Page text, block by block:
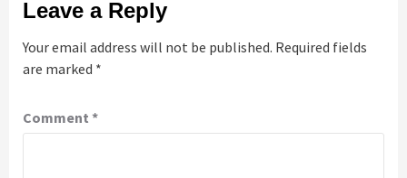
Leave a Reply
Your email address will not be published. Required fields
are marked *
Comment *